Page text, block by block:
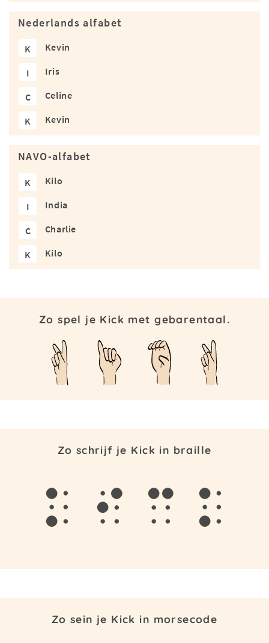
Nederlands alfabet
K Kevin
I Iris
C Celine
K Kevin
NAVO-alfabet
K Kilo
I India
C Charlie
K Kilo
Zo spel je Kick met gebarentaal.
Zo schrijf je Kick in braille
k i c k
Zo sein je Kick in morsecode